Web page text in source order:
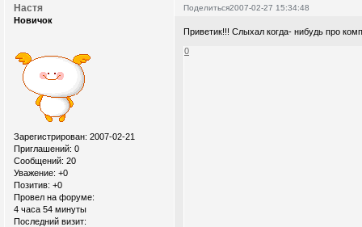
Поделиться2007-02-27 15:34:48
Настя
Новичок
Зарегистрирован: 2007-02-21
Приглашений: 0
Сообщений: 20
Уважение: +0
Позитив: +0
Провел на форуме:
4 часа 54 минуты
Последний визит:
Приветик!!! Слыхал когда- нибудь про
0